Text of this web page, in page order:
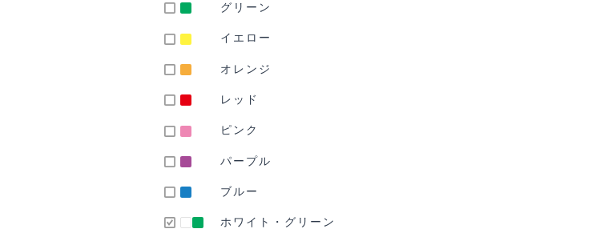
グリーン
イエロー
オレンジ
レッド
ピンク
パープル
ブルー
ホワイト・グリーン